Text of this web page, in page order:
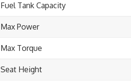
Fuel Tank Capacity
Max Power
Max Torque
Seat Height